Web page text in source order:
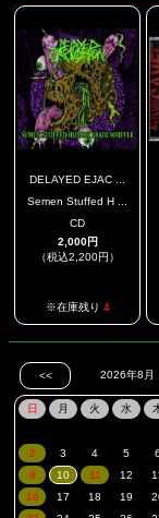
DELAYED EJAC ...
Semen Stuffed H ...
CD
2,000円
（税込2,200円）
※在庫残り 4